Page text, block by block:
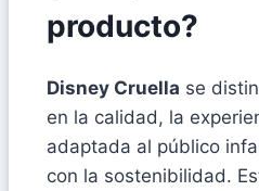
producto?
Disney Cruella se
en la calidad, la
adaptada al público
con la sostenibilidad.